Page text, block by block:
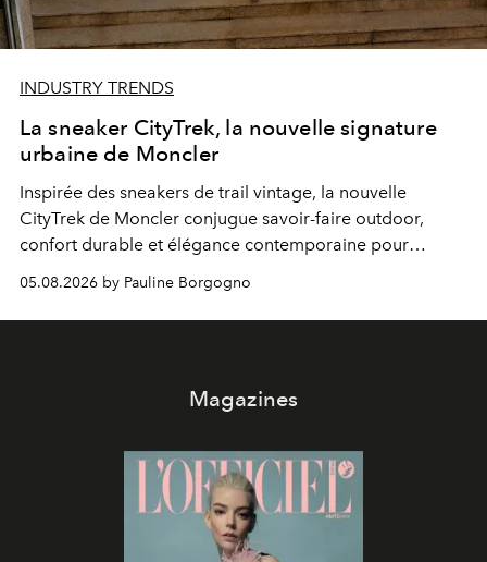
INDUSTRY TRENDS
La sneaker CityTrek, la nouvelle signature
urbaine de Moncler
Inspirée des sneakers de trail vintage, la nouvelle
CityTrek de Moncler conjugue savoir-faire outdoor,
confort durable et élégance contemporaine pour
accompagner les explorations du quotidien.
05.08.2026 by Pauline Borgogno
Magazines